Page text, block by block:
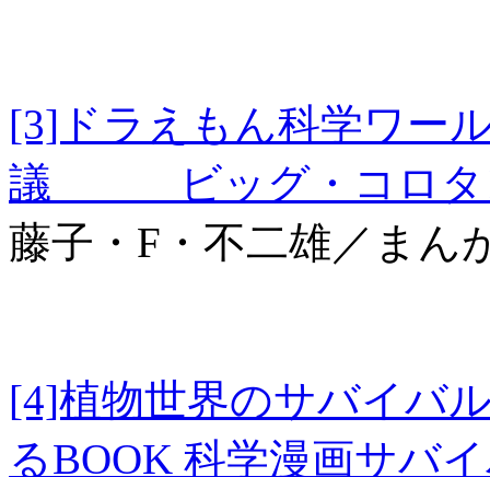
[3]ドラえもん科学ワー
議 ビッグ・コロ
藤子・F・不二雄／ま
[4]植物世界のサバイ
るBOOK 科学漫画サバ